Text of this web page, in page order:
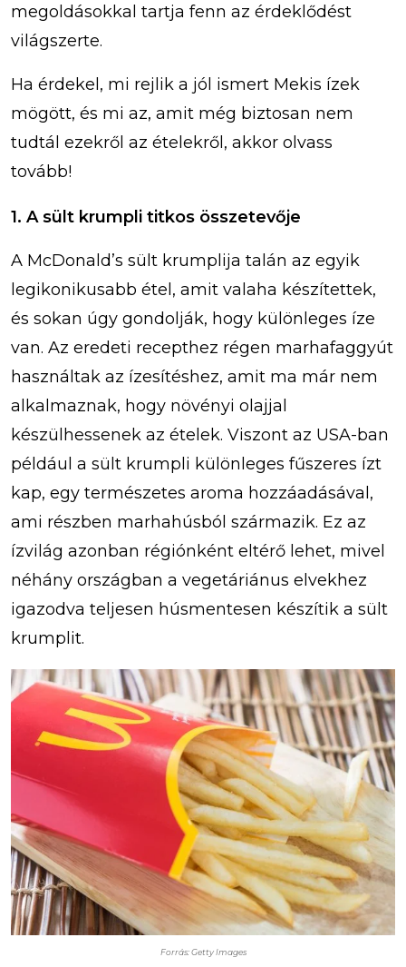
megoldásokkal tartja fenn az érdeklődést
világszerte.
Ha érdekel, mi rejlik a jól ismert Mekis ízek
mögött, és mi az, amit még biztosan nem
tudtál ezekről az ételekről, akkor olvass
tovább!
1. A sült krumpli titkos összetevője
A McDonald’s sült krumplija talán az egyik
legikonikusabb étel, amit valaha készítettek,
és sokan úgy gondolják, hogy különleges íze
van. Az eredeti recepthez régen marhafaggyút
használtak az ízesítéshez, amit ma már nem
alkalmaznak, hogy növényi olajjal
készülhessenek az ételek. Viszont az USA-ban
például a sült krumpli különleges fűszeres ízt
kap, egy természetes aroma hozzáadásával,
ami részben marhahúsból származik. Ez az
ízvilág azonban régiónként eltérő lehet, mivel
néhány országban a vegetáriánus elvekhez
igazodva teljesen húsmentesen készítik a sült
krumplit.
Forrás: Getty Images